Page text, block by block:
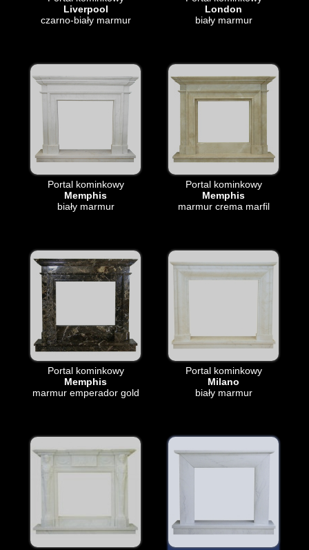
Liverpool
czarno-biały marmur
London
biały marmur
Portal kominkowy
Memphis
biały marmur
Portal kominkowy
Memphis
marmur crema marfil
Portal kominkowy
Memphis
marmur emperador gold
Portal kominkowy
Milano
biały marmur